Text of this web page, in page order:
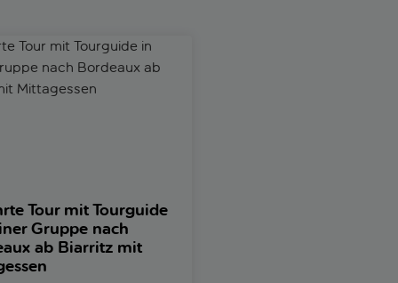
Spiel zu den Grand Crus von Bordeaux
Tour mit Tourguide in kleiner Gruppe nach Bordeaux ab
Tour mit Tourguide
Gruppe nach
ab Biarritz mit